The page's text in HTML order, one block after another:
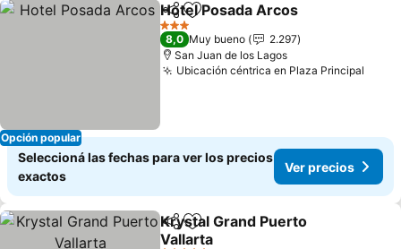
Opción popular
CompartirAñadir a favoritos
Hotel Posada Arcos
3 Estrellas
8,0 Muy bueno
2.297
San Juan de los Lagos
Ubicación céntrica en Plaza Principal
Seleccioná las fechas para ver los precios
exactos
Ver precios
CompartirAñadir a favoritos
Krystal Grand Puerto
Vallarta